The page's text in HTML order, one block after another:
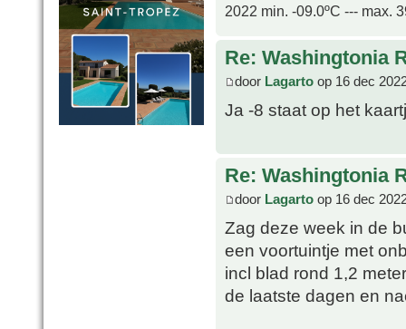
2022 min. -09.0ºC --- max.
Re: Washingtonia
door Lagarto op 16 dec
Ja -8 staat op het
Re: Washingtonia
door Lagarto op 16 dec
Zag deze week in de
een voortuintje met
incl blad rond 1,2
de laatste dagen en